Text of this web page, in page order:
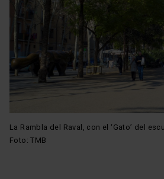
La Rambla del Raval, con el ‘Gato’ del
Foto: TMB